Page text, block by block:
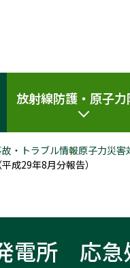
放射線防護・原子力
・トラブル情報原子力災害
成29年8月分報告）
電所 応急